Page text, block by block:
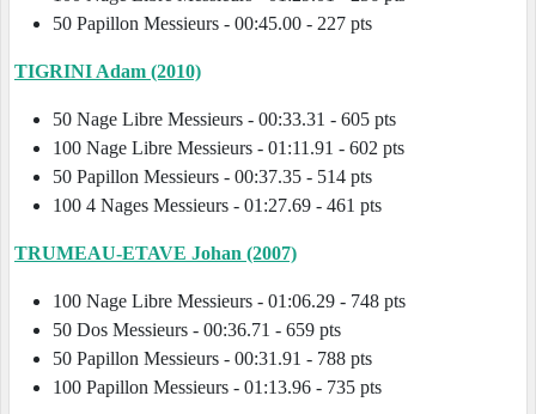
50 Papillon Messieurs - 00:45.00 - 227 pts
TIGRINI Adam (2010)
50 Nage Libre Messieurs - 00:33.31 - 605 pts
100 Nage Libre Messieurs - 01:11.91 - 602 pts
50 Papillon Messieurs - 00:37.35 - 514 pts
100 4 Nages Messieurs - 01:27.69 - 461 pts
TRUMEAU-ETAVE Johan (2007)
100 Nage Libre Messieurs - 01:06.29 - 748 pts
50 Dos Messieurs - 00:36.71 - 659 pts
50 Papillon Messieurs - 00:31.91 - 788 pts
100 Papillon Messieurs - 01:13.96 - 735 pts